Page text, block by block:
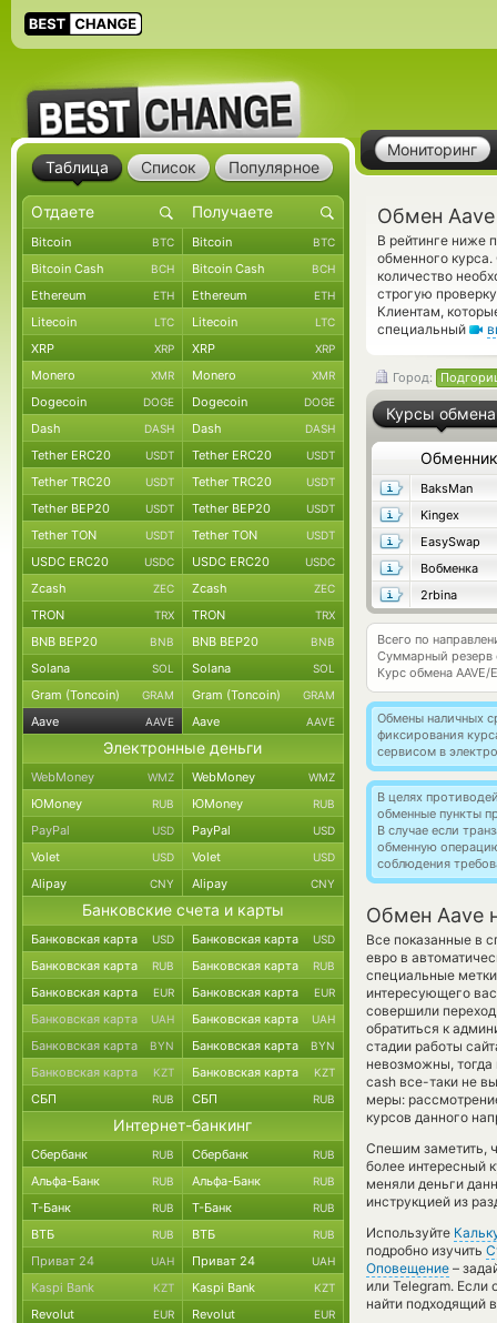
Мониторинг
Обмен Aave
В рейтинге ниже
обменного
количество
строгую
Клиентам,
специальный
Город:
Курсы обмена
Обменник
BaksMan
Kingex
EasySwap
Вобменка
2rbina
Всего по
Суммарный резерв
Курс обмена AAVE/
Обмены наличных
фиксирования
сервисом в
В целях
обменные пункты
В случае если
обменную
соблюдения
Обмен Aave
Все показанные в
евро в
специальные
интересующего
совершили
обратиться к
стадии работы
невозможны,
cash все-таки не
меры:
курсов данного
Спешим заметить,
более интересный
меняли деньги
инструкцией из
Используйте
подробно изучить
Оповещение –
или Telegram.
найти подходящий
Таблица Список Популярное
Bitcoin BTC Bitcoin BTC
Bitcoin Cash BCH Bitcoin Cash BCH
Ethereum ETH Ethereum ETH
Litecoin LTC Litecoin LTC
XRP XRP XRP XRP
Monero XMR Monero XMR
Dogecoin DOGE Dogecoin DOGE
Dash DASH Dash DASH
Tether ERC20 USDT Tether ERC20 USDT
Tether TRC20 USDT Tether TRC20 USDT
Tether BEP20 USDT Tether BEP20 USDT
Tether TON USDT Tether TON USDT
USDC ERC20 USDC USDC ERC20 USDC
Zcash ZEC Zcash ZEC
TRON TRX TRON TRX
BNB BEP20 BNB BNB BEP20 BNB
Solana SOL Solana SOL
Gram (Toncoin) GRAM Gram (Toncoin) GRAM
Aave AAVE Aave AAVE
Электронные деньги
WebMoney WMZ WebMoney WMZ
ЮMoney RUB ЮMoney RUB
PayPal USD PayPal USD
Volet USD Volet USD
Alipay CNY Alipay CNY
Банковские счета и карты
Банковская карта USD Банковская карта USD
Банковская карта RUB Банковская карта RUB
Банковская карта EUR Банковская карта EUR
Банковская карта UAH Банковская карта UAH
Банковская карта BYN Банковская карта BYN
Банковская карта KZT Банковская карта KZT
СБП RUB СБП RUB
Интернет-банкинг
Сбербанк RUB Сбербанк RUB
Альфа-Банк RUB Альфа-Банк RUB
Т-Банк RUB Т-Банк RUB
ВТБ RUB ВТБ RUB
Приват 24 UAH Приват 24 UAH
Kaspi Bank KZT Kaspi Bank KZT
Revolut EUR Revolut EUR